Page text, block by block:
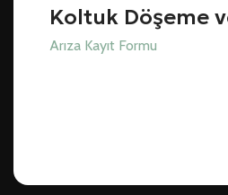
Koltuk Döşeme
Arıza Kayıt Formu